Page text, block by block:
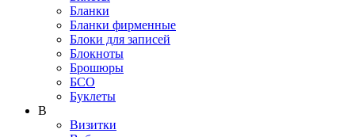
Бланки
Бланки фирменные
Блоки для записей
Блокноты
Брошюры
БСО
Буклеты
В
Визитки